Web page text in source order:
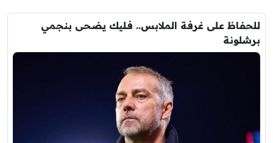
للحفاظ على غرفة الملابس.. فليك يضحى بنجمي
برشلونة